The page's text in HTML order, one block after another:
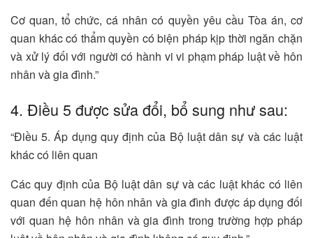
Cơ quan, tổ chức, cá nhân có quyền yêu cầu Tòa án, cơ
quan khác có thẩm quyền có biện pháp kịp thời ngăn chặn
và xử lý đối với người có hành vi vi phạm pháp luật về hôn
nhân và gia đình.”
4. Điều 5 được sửa đổi, bổ sung như sau:
“Điều 5. Áp dụng quy định của Bộ luật dân sự và các luật
khác có liên quan
Các quy định của Bộ luật dân sự và các luật khác có liên
quan đến quan hệ hôn nhân và gia đình được áp dụng đối
với quan hệ hôn nhân và gia đình trong trường hợp pháp